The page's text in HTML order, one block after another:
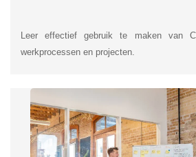
Leer effectief gebruik te maken van
werkprocessen en projecten.